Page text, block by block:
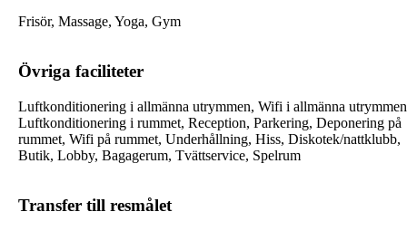
Frisör, Massage, Yoga, Gym
Övriga faciliteter
Luftkonditionering i allmänna utrymmen, Wifi i allmänna
Luftkonditionering i rummet, Reception, Parkering, Deponering på
rummet, Wifi på rummet, Underhållning, Hiss, Diskotek/nattklubb,
Butik, Lobby, Bagagerum, Tvättservice, Spelrum
Transfer till resmålet